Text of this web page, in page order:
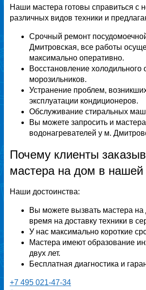
Наши мастера готовы справиться с
различных видов техники и
Срочный ремонт
Дмитровская, все работы
максимально оперативно.
Восстановление холодильного
морозильников.
Устранение проблем,
эксплуатации кондиционеров.
Обслуживание стиральных
Вы можете запросить и
водонагревателей у м.
Почему клиенты
мастера на дом в
Наши достоинства:
Вы можете вызвать мастера на
время на доставку техники в
У нас максимально короткие
Мастера имеют образование
двух лет.
Бесплатная диагностика и
+7 495 021-47-34